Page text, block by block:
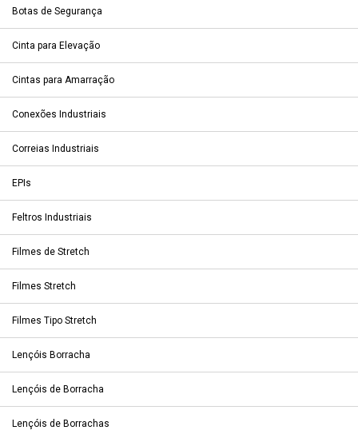
Botas de Segurança
Cinta para Elevação
Cintas para Amarração
Conexões Industriais
Correias Industriais
EPIs
Feltros Industriais
Filmes de Stretch
Filmes Stretch
Filmes Tipo Stretch
Lençóis Borracha
Lençóis de Borracha
Lençóis de Borrachas